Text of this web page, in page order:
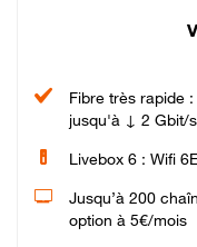
Fibre très rapide :
jusqu'à ↓ 2 Gbit/
Livebox 6 : Wifi 6E
Jusqu’à 200
option à 5€/mois